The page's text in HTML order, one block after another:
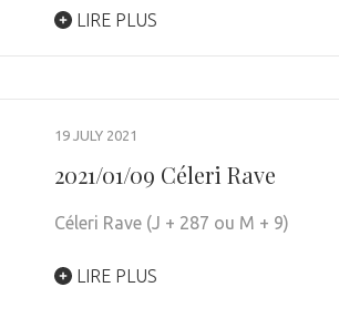
LIRE PLUS
19 JULY 2021
2021/01/09 Céleri Rave
Céleri Rave (J + 287 ou M + 9)
LIRE PLUS